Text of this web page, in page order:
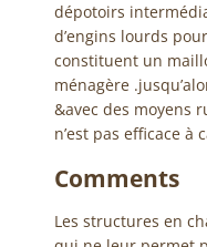
dépotoirs
d’engins lourds
constituent un
ménagère
&avec des moyens
n’est pas efficace
Comments
Les structures en